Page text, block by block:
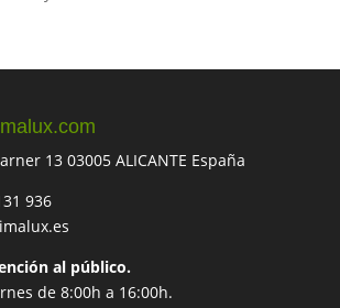
13 03005 ALICANTE España
936
al público.
de 8:00h a 16:00h.